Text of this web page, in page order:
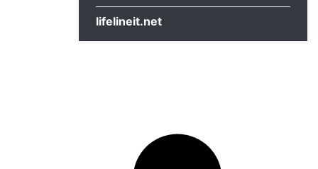
lifelineit.net